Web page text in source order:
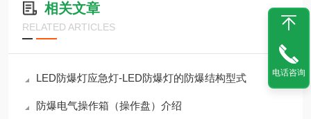
相关文章
RELATED ARTICLES
LED防爆灯应急灯-LED防爆灯的防爆结构型式
防爆电气操作箱（操作盘）介绍
电话咨询